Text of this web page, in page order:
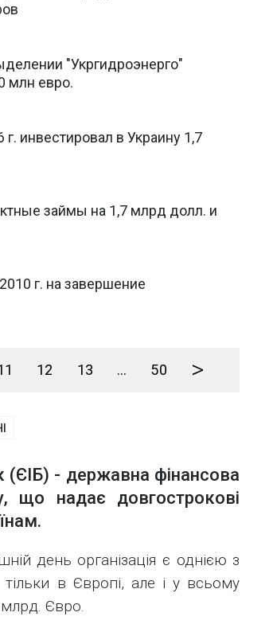
"Укргидроэнерго"
млн евро.
инвестировал в Украину 1,7
займы на 1,7 млрд долл. и
г. на завершение
12 13 ... 50 >
(ЄІБ) - державна фінансова
що надає довгострокові
день організація є однією з
в Європі, але і у всьому
млрд. Євро.